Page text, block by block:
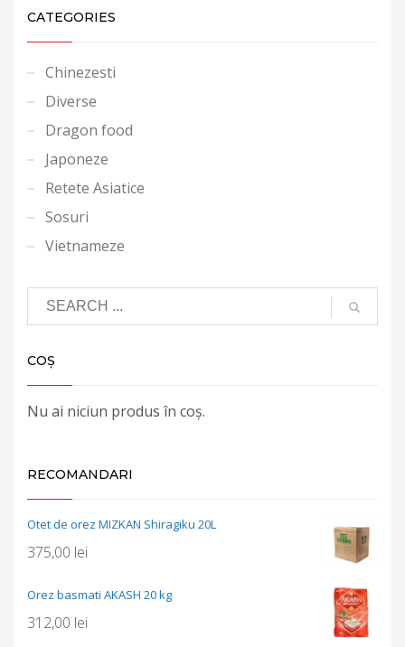
CATEGORIES
Chinezesti
Diverse
Dragon food
Japoneze
Retete Asiatice
Sosuri
Vietnameze
COȘ
Nu ai niciun produs în coș.
RECOMANDARI
Otet de orez MIZKAN Shiragiku 20L
375,00 lei
Orez basmati AKASH 20 kg
312,00 lei